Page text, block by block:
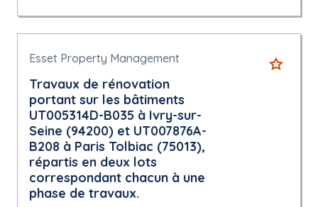
Esset Property Management
Travaux de rénovation
portant sur les bâtiments
UT005314D-B035 à Ivry-sur-
Seine (94200) et UT007876A-
B208 à Paris Tolbiac (75013),
répartis en deux lots
correspondant chacun à une
phase de travaux.